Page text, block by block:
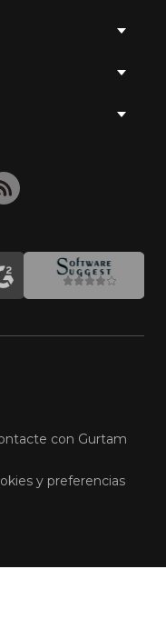
con Gurtam
y preferencias
amplíe su